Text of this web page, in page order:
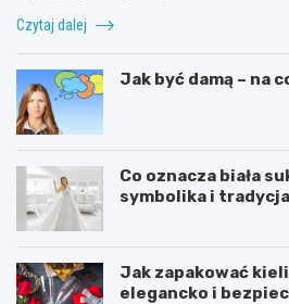
Czytaj dalej
Jak być damą – na
Co oznacza biała
symbolika i tradycja
Jak zapakować
elegancko i